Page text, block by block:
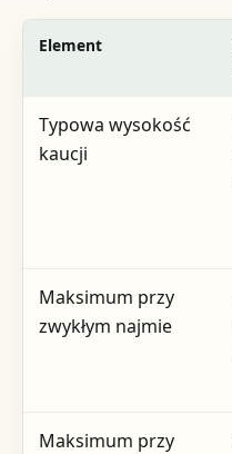
Element
Typowa wysokość
kaucji
Maksimum przy
zwykłym najmie
Maksimum przy